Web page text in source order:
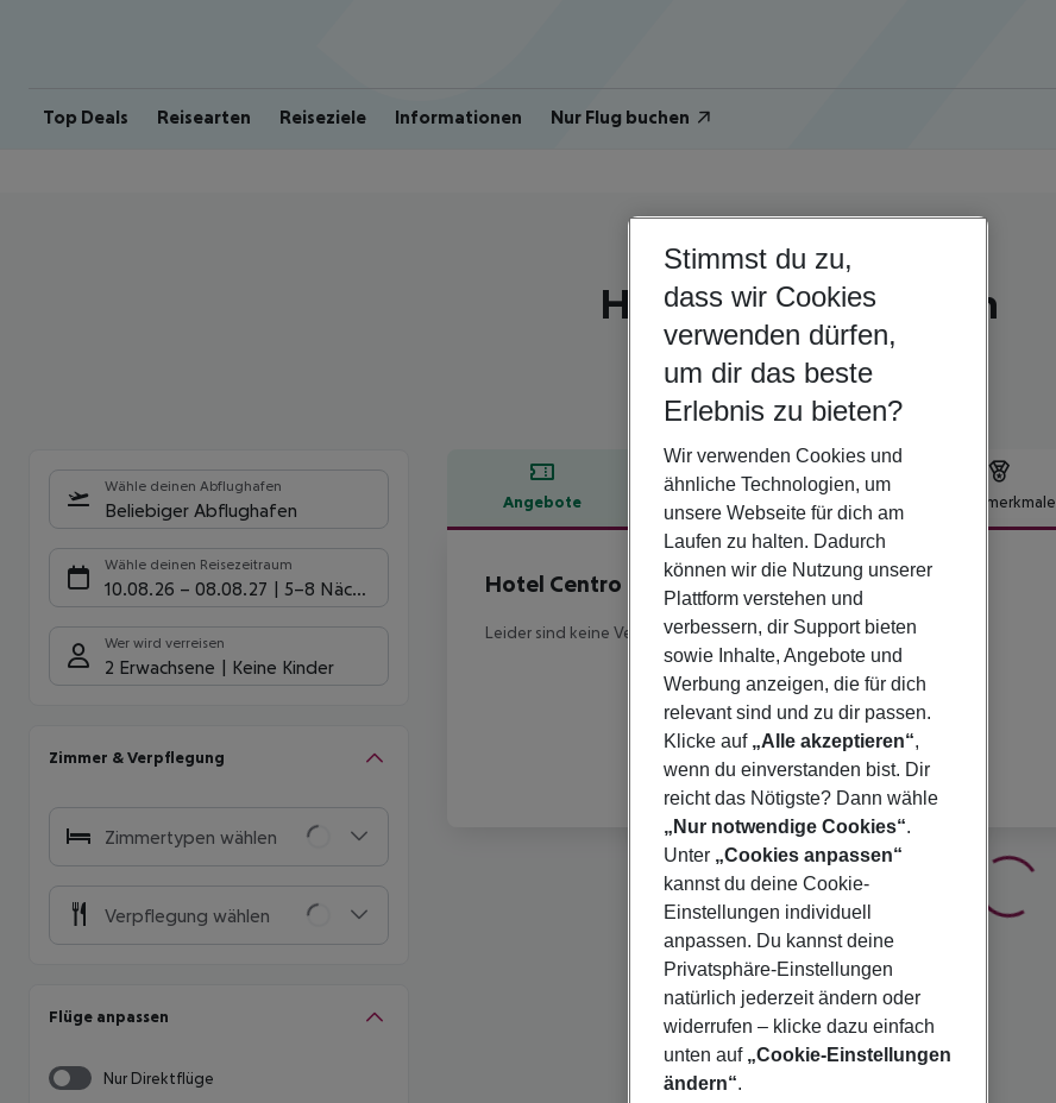
Top Deals Reisearten Reiseziele Informationen Nur Flug buchen
Türkei | Halbinsel Bodrum | Bodrum
Hotel Centro Bodrum
3
Wähle deinen Abflughafen
Beliebiger Abflughafen
Wähle deinen Reisezeitraum
10.08.26 – 08.08.27 5-8 Nächte
Wer wird verreisen
2 Erwachsene Keine Kinder
Zimmer & Verpflegung
Zimmertypen wählen
Verpflegung wählen
Flüge anpassen
Nur Direktflüge
Angebote Hotelbeschreibung Hotelmerkmale
Hotelbeschreibung
Hotel Centro Bodrum
3
Leider sind keine Veranstalterinfomationen verfügbar.
Stimmst du zu,
dass wir Cookies
verwenden dürfen,
um dir das beste
Erlebnis zu bieten?
Wir verwenden Cookies und
ähnliche Technologien, um
unsere Webseite für dich am
Laufen zu halten. Dadurch
können wir die Nutzung unserer
Plattform verstehen und
verbessern, dir Support bieten
sowie Inhalte, Angebote und
Werbung anzeigen, die für dich
relevant sind und zu dir passen.
Klicke auf „Alle akzeptieren“,
wenn du einverstanden bist. Dir
reicht das Nötigste? Dann wähle
„Nur notwendige Cookies“.
Unter „Cookies anpassen“
kannst du deine Cookie-
Einstellungen individuell
anpassen. Du kannst deine
Privatsphäre-Einstellungen
natürlich jederzeit ändern oder
widerrufen – klicke dazu einfach
unten auf „Cookie-Einstellungen
ändern“.